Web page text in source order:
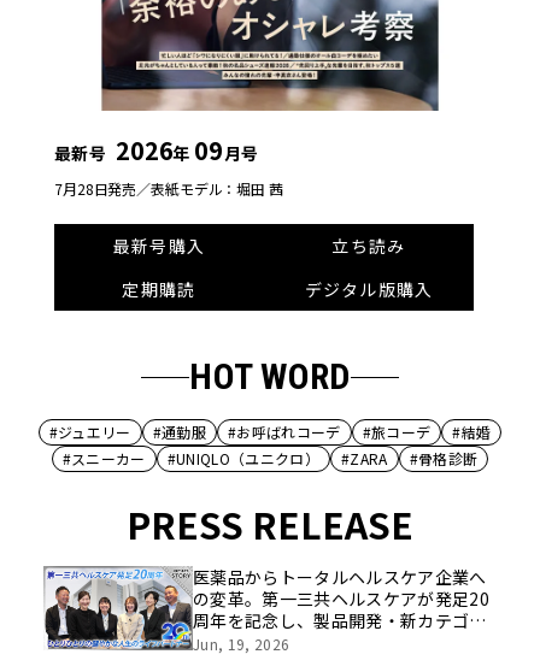
最新号 2026年 09月号
7月28日発売／表紙モデル：堀田 茜
最新号購入
立ち読み
定期購読
デジタル版購入
HOT WORD
#ジュエリー #通勤服 #お呼ばれコーデ #旅コーデ
#結婚
#スニーカー
#UNIQLO（ユニクロ） #ZARA #骨格診断
PRESS RELEASE
医薬品からトータルヘルスケア企業へ
の変革。第一三共ヘルスケアが発足20
周年を記念し、製品開発・新カテゴリ
挑戦の舞台や旧社統合時のエピソード
Jun, 19, 2026